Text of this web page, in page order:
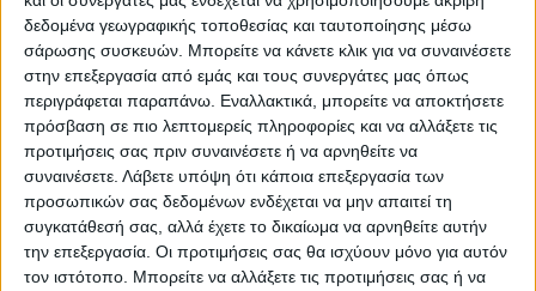
δεδομένα γεωγραφικής τοποθεσίας και ταυτοποίησης μέσω
σάρωσης συσκευών. Μπορείτε να κάνετε κλικ για να συναινέσετε
στην επεξεργασία από εμάς και τους συνεργάτες μας όπως
περιγράφεται παραπάνω. Εναλλακτικά, μπορείτε να αποκτήσετε
πρόσβαση σε πιο λεπτομερείς πληροφορίες και να αλλάξετε τις
προτιμήσεις σας πριν συναινέσετε ή να αρνηθείτε να
συναινέσετε. Λάβετε υπόψη ότι κάποια επεξεργασία των
προσωπικών σας δεδομένων ενδέχεται να μην απαιτεί τη
συγκατάθεσή σας, αλλά έχετε το δικαίωμα να αρνηθείτε αυτήν
την επεξεργασία. Οι προτιμήσεις σας θα ισχύουν μόνο για αυτόν
τον ιστότοπο. Μπορείτε να αλλάξετε τις προτιμήσεις σας ή να
ΠΑΡΟΜΟΙΑ ΑΡΘΡΑ